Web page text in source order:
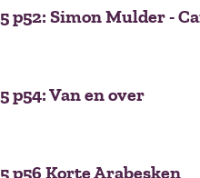
p52: Simon Mulder -
p54: Van en over
p56 Korte Arabesken